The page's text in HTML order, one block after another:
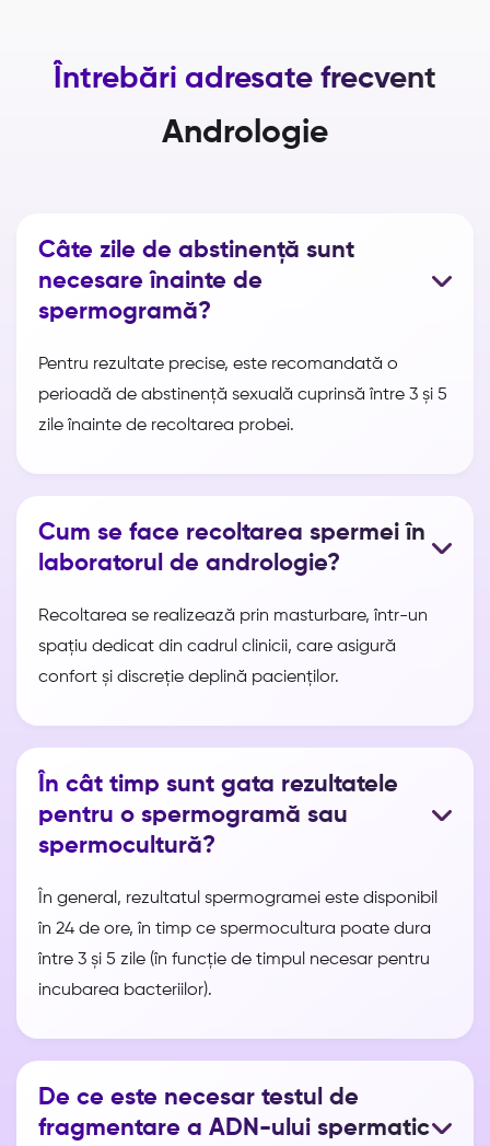
Întrebări adresate frecvent
Andrologie
Câte zile de abstinență sunt
necesare înainte de
spermogramă?
Pentru rezultate precise, este recomandată o
perioadă de abstinență sexuală cuprinsă între 3 și 5
zile înainte de recoltarea probei.
Cum se face recoltarea spermei în
laboratorul de andrologie?
Recoltarea se realizează prin masturbare, într-un
spațiu dedicat din cadrul clinicii, care asigură
confort și discreție deplină pacienților.
În cât timp sunt gata rezultatele
pentru o spermogramă sau
spermocultură?
În general, rezultatul spermogramei este disponibil
în 24 de ore, în timp ce spermocultura poate dura
între 3 și 5 zile (în funcție de timpul necesar pentru
incubarea bacteriilor).
De ce este necesar testul de
fragmentare a ADN-ului spermatic